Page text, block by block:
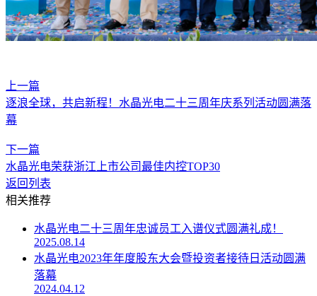
上一篇
逐浪全球，共启新程！水晶光电二十三周年庆系列活动圆满落
幕
下一篇
水晶光电荣获浙江上市公司最佳内控TOP30
返回列表
相关推荐
水晶光电二十三周年忠诚员工入谱仪式圆满礼成！
2025.08.14
水晶光电2023年年度股东大会暨投资者接待日活动圆满
落幕
2024.04.12